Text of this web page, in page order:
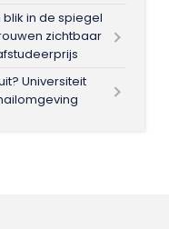
in de spiegel
zichtbaar
Universiteit